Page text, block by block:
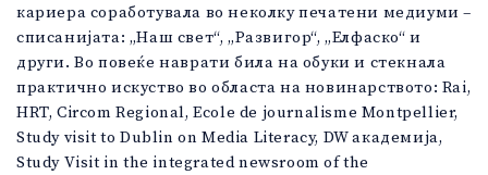
кариера соработувала во неколку печатени медиуми –
списанијата: „Наш свет“, „Развигор“, „Елфаско“ и
други. Во повеќе наврати била на обуки и стекнала
практично искуство во областа на новинарството: Rai,
HRT, Circom Regional, Еcole de journalisme Мontpellier,
Study visit to Dublin on Media Literacy, DW академија,
Study Visit in the integrated newsroom of the